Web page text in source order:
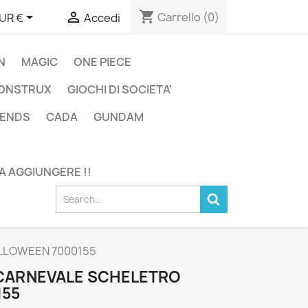
€  Accedi shopping_cart Carrello (0)
MAGIC
ONE PIECE
GIOCHI DI SOCIETA'
CADA
GUNDAM
AGGIUNGERE !!
7000155
SCHELETRO